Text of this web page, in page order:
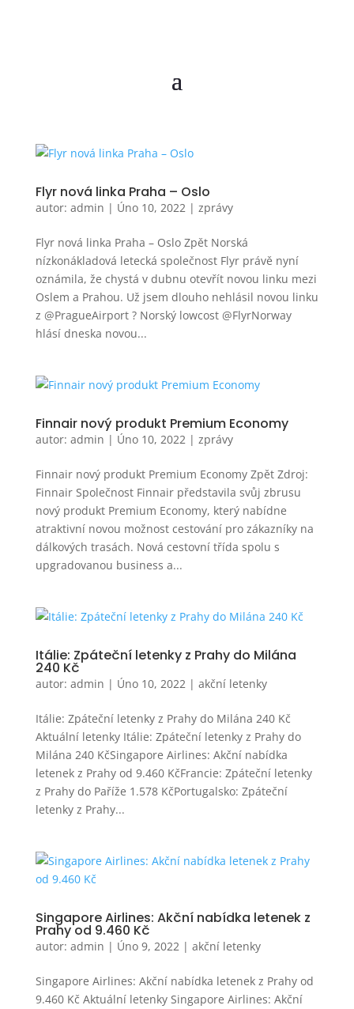
Flyr nová linka Praha – Oslo
autor: admin | Úno 10, 2022| zprávy
Flyr nová linka Praha – Oslo Zpět Norská
nízkonákladová letecká společnost Flyr právě nyní
oznámila, že chystá v dubnu otevřít novou linku mezi
Oslem a Prahou. Už jsem dlouho nehlásil novou linku
z @PragueAirport ? Norský lowcost @FlyrNorway
hlásí dneska novou...
Finnair nový produkt Premium Economy
autor: admin | Úno 10, 2022| zprávy
Finnair nový produkt Premium Economy Zpět Zdroj:
Finnair Společnost Finnair představila svůj zbrusu
nový produkt Premium Economy, který nabídne
atraktivní novou možnost cestování pro zákazníky na
dálkových trasách. Nová cestovní třída spolu s
upgradovanou business a...
Itálie: Zpáteční letenky z Prahy do Milána
240 Kč
autor: admin | Úno 10, 2022| akční letenky
Itálie: Zpáteční letenky z Prahy do Milána 240 Kč
Aktuální letenky Itálie: Zpáteční letenky z Prahy do
Milána 240 KčSingapore Airlines: Akční nabídka
letenek z Prahy od 9.460 KčFrancie: Zpáteční letenky
z Prahy do Paříže 1.578 KčPortugalsko: Zpáteční
letenky z Prahy...
Singapore Airlines: Akční nabídka letenek z
Prahy od 9.460 Kč
autor: admin | Úno 9, 2022| akční letenky
Singapore Airlines: Akční nabídka letenek z Prahy od
9.460 Kč Aktuální letenky Singapore Airlines: Akční